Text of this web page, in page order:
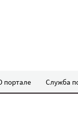
портале Служба